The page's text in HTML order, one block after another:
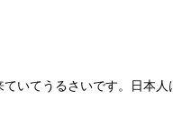
いてうるさいです。日本